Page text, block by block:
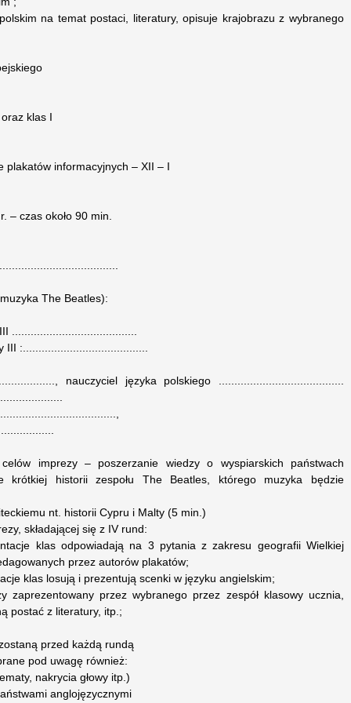
na temat postaci, literatury, opisuje krajobrazu z wybranego
klas I
plakatów informacyjnych – XII – I
– czas około 90 min.
The Beatles):
........................................
III :........................................
nauczyciel języka polskiego ........................................
imprezy – poszerzanie wiedzy o wyspiarskich państwach
krótkiej historii zespołu The Beatles, którego muzyka będzie
nt. historii Cypru i Malty (5 min.)
składającej się z IV rund:
klas odpowiadają na 3 pytania z zakresu geografii Wielkiej
przez autorów plakatów;
klas losują i prezentują scenki w języku angielskim;
przez wybranego przez zespół klasowy ucznia,
postać z literatury, itp.;
przed każdą rundą
pod uwagę również:
nakrycia głowy itp.)
anglojęzycznymi